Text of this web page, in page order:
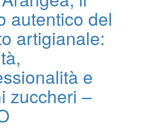
autentico del
artigianale:
e
zuccheri –